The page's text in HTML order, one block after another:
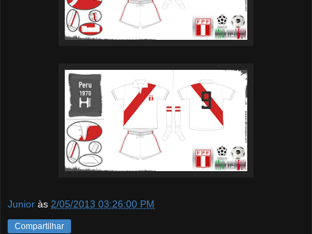
Junior às 2/05/2013 03:26:00 PM
Compartilhar